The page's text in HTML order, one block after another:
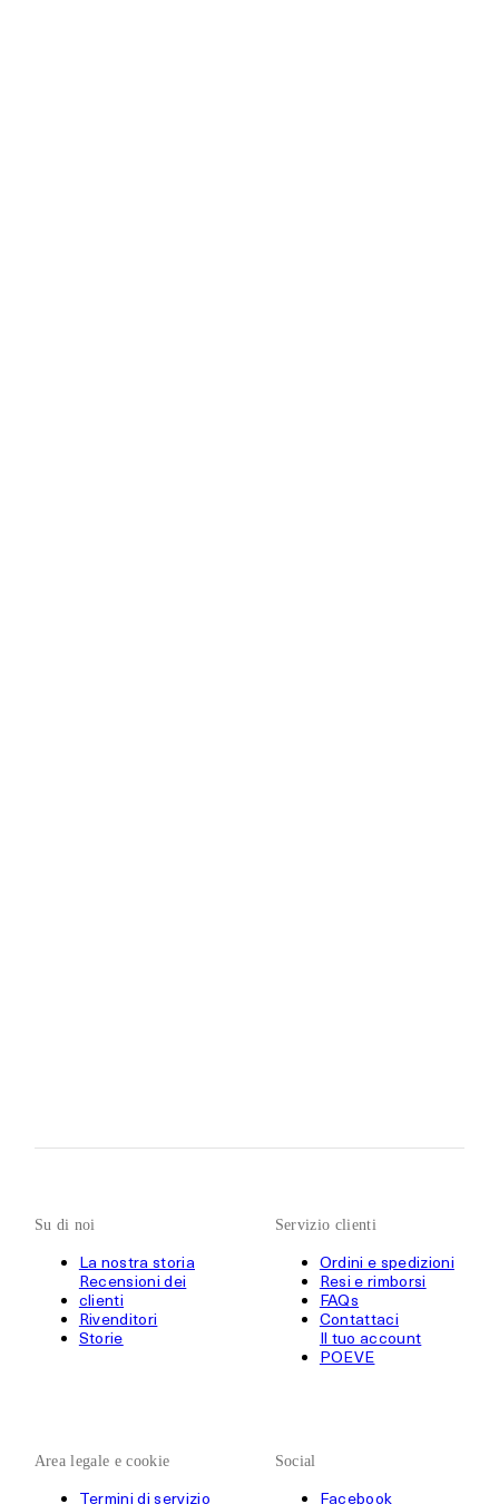
Su di noi
La nostra storia
Recensioni dei
clienti
Rivenditori
Storie
Servizio clienti
Ordini e spedizioni
Resi e rimborsi
FAQs
Contattaci
Il tuo account
POEVE
Area legale e cookie
Termini di servizio
Social
Facebook